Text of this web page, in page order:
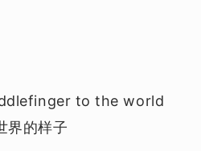
to the world
界的样子